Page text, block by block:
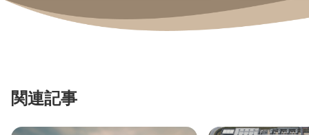
関連記事